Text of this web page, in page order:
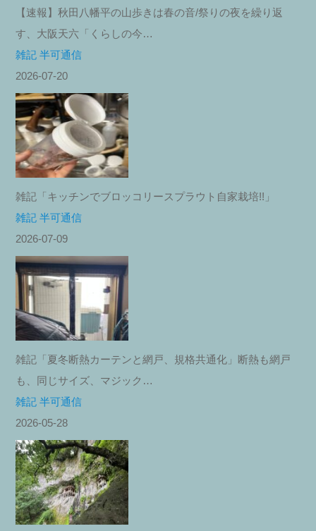
【速報】秋田八幡平の山歩きは春の音/祭りの夜を繰り返
す、大阪天六「くらしの今…
雑記 半可通信
2026-07-20
雑記「キッチンでブロッコリースプラウト自家栽培!!」
雑記 半可通信
2026-07-09
雑記「夏冬断熱カーテンと網戸、規格共通化」断熱も網戸
も、同じサイズ、マジック…
雑記 半可通信
2026-05-28